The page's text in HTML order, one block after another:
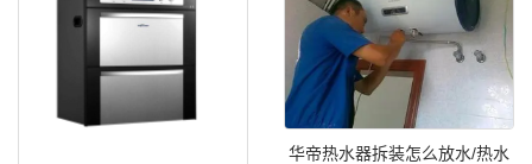
华帝热水器拆装怎么放水/热水